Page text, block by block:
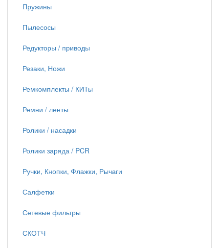
Пружины
Пылесосы
Редукторы / приводы
Резаки, Ножи
Ремкомплекты / КИТы
Ремни / ленты
Ролики / насадки
Ролики заряда / PCR
Ручки, Кнопки, Флажки, Рычаги
Салфетки
Сетевые фильтры
СКОТЧ